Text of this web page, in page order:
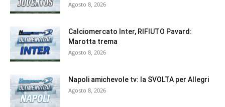
Agosto 8, 2026
Calciomercato Inter, RIFIUTO Pavard:
Marotta trema
Agosto 8, 2026
Napoli amichevole tv: la SVOLTA per Allegri
Agosto 8, 2026